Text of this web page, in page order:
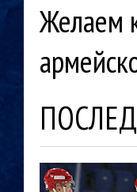
Желаем